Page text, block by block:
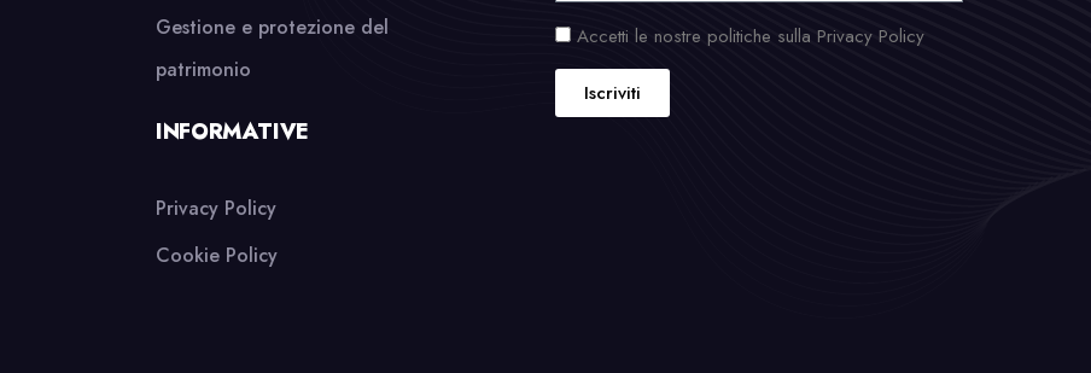
Gestione e protezione del
patrimonio
INFORMATIVE
Privacy Policy
Cookie Policy
Accetti le nostre politiche sulla Privacy Policy
Iscriviti